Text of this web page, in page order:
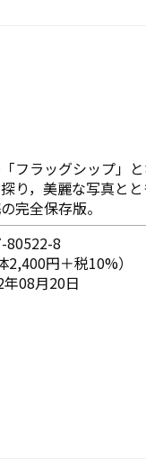
フラッグシップ」
り，美麗な写真と
完全保存版。
80522-8
円＋税10%）
08月20日